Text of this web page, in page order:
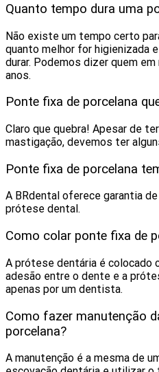
Quanto tempo dura uma
Não existe um tempo certo
quanto melhor for higienizada
durar. Podemos dizer quem
anos.
Ponte fixa de porcelana
Claro que quebra! Apesar de
mastigação, devemos ter
Ponte fixa de porcelana
A BRdental oferece garantia
prótese dental.
Como colar ponte fixa de
A prótese dentária é colocado
adesão entre o dente e a
apenas por um dentista.
Como fazer manutenção
porcelana?
A manutenção é a mesma de